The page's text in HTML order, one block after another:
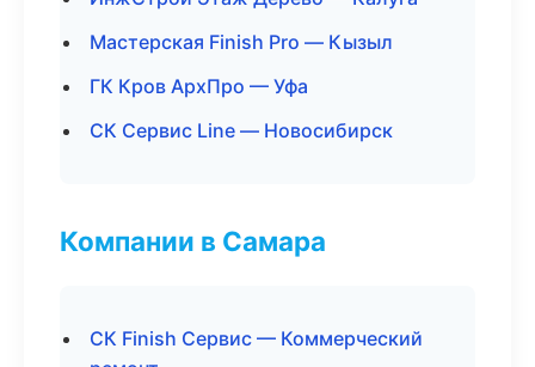
Мастерская Finish Pro — Кызыл
ГК Кров АрхПро — Уфа
СК Сервис Line — Новосибирск
Компании в Самара
СК Finish Сервис — Коммерческий